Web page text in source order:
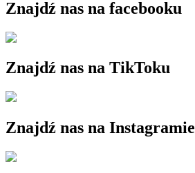
Znajdź nas na facebooku
Znajdź nas na TikToku
Znajdź nas na Instagramie